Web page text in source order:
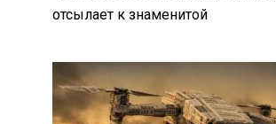
отсылает к знаменитой